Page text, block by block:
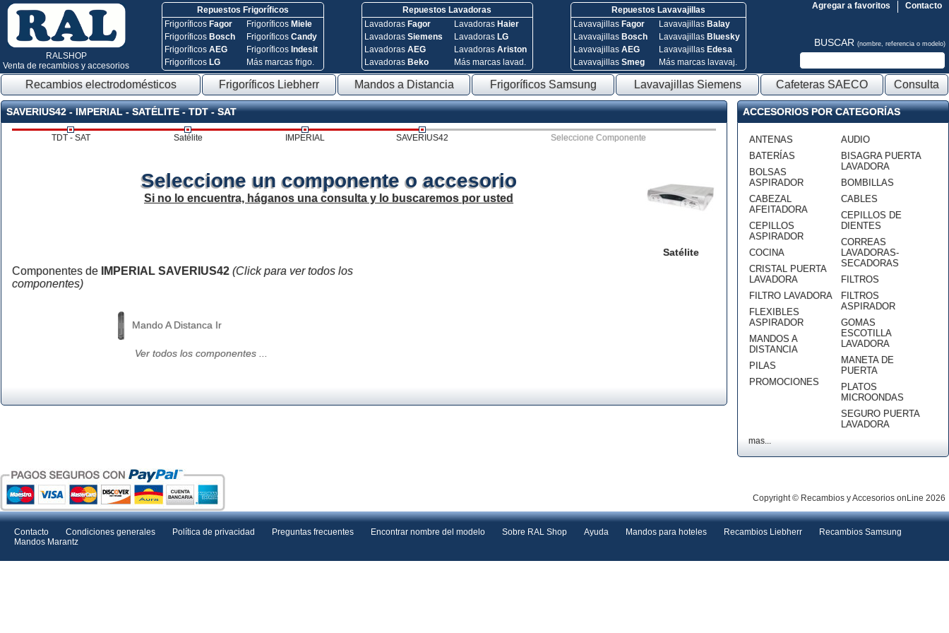
RALSHOP
Venta de recambios y accesorios
Repuestos Frigoríficos
Frigoríficos Fagor
Frigoríficos Bosch
FrigoríficosAEG
Frigoríficos LG
Frigoríficos Miele
FrigoríficosCandy
Frigoríficos Indesit
Más marcas frigo.
Repuestos Lavadoras
Lavadoras Fagor
Lavadoras Siemens
Lavadoras AEG
Lavadoras Beko
Lavadoras Haier
Lavadoras LG
Lavadoras Ariston
Más marcas lavad.
Repuestos Lavavajillas
Lavavajillas Fagor
Lavavajillas Bosch
Lavavajillas AEG
Lavavajillas Smeg
Lavavajillas Balay
Lavavajillas Bluesky
Lavavajillas Edesa
Más marcas lavavaj.
Contacto
Agregar a favoritos
BUSCAR (nombre, referencia o modelo)
Recambios electrodomésticos Frigoríficos Liebherr Mandos a Distancia Frigoríficos Samsung Lavavajillas Siemens Cafeteras SAECO Consulta
SAVERIUS42 - IMPERIAL - SATÉLITE - TDT - SAT
TDT - SAT Satélite IMPERIAL SAVERIUS42 Seleccione Componente
Satélite
Seleccione un componente o accesorio
Si no lo encuentra, háganos una consulta y lo buscaremos por usted
Componentes de IMPERIAL SAVERIUS42 (Click para ver todos los
componentes)
Mando A Distanca Ir
Ver todos los componentes ...
ACCESORIOS POR CATEGORÍAS
ANTENAS
BATERÍAS
BOLSAS
ASPIRADOR
CABEZAL
AFEITADORA
CEPILLOS
ASPIRADOR
COCINA
CRISTAL PUERTA
LAVADORA
FILTRO LAVADORA
FLEXIBLES
ASPIRADOR
MANDOS A
DISTANCIA
PILAS
PROMOCIONES
AUDIO
BISAGRA PUERTA
LAVADORA
BOMBILLAS
CABLES
CEPILLOS DE
DIENTES
CORREAS
LAVADORAS-
SECADORAS
FILTROS
FILTROS
ASPIRADOR
GOMAS
ESCOTILLA
LAVADORA
MANETA DE
PUERTA
PLATOS
MICROONDAS
SEGURO PUERTA
LAVADORA
mas...
Copyright © Recambios y Accesorios onLine 2026
Contacto Condiciones generales Política de privacidad Preguntas frecuentes Encontrar nombre del modelo Sobre RAL Shop Ayuda Mandos para hoteles Recambios Liebherr
Recambios Samsung
Mandos Marantz